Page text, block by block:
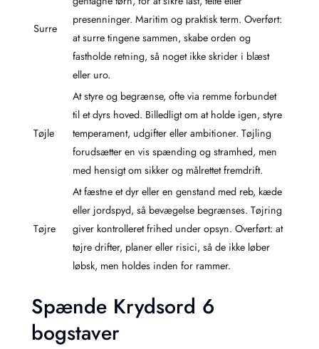
Surre
presenninger. Maritim og praktisk term. Overført:
at surre tingene sammen, skabe orden og
fastholde retning, så noget ikke skrider i blæst
eller uro.
Tøjle
At styre og begrænse, ofte via remme forbundet
til et dyrs hoved. Billedligt om at holde igen, styre
temperament, udgifter eller ambitioner. Tøjling
forudsætter en vis spænding og stramhed, men
med hensigt om sikker og målrettet fremdrift.
Tøjre
At fæstne et dyr eller en genstand med reb, kæde
eller jordspyd, så bevægelse begrænses. Tøjring
giver kontrolleret frihed under opsyn. Overført: at
tøjre drifter, planer eller risici, så de ikke løber
løbsk, men holdes inden for rammer.
Spænde Krydsord 6
bogstaver